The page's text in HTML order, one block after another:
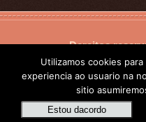
Dereitos
Utilizamos cookies
experiencia ao usuario na
sitio
Estou dacordo